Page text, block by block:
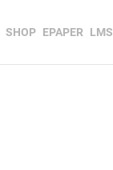
SHOP EPAPER LMS